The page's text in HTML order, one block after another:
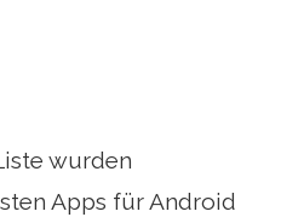
wurden
Apps für Android